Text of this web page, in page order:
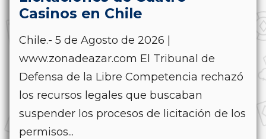
Casinos en Chile
Chile.- 5 de Agosto de 2026 |
www.zonadeazar.com El Tribunal de
Defensa de la Libre Competencia rechazó
los recursos legales que buscaban
suspender los procesos de licitación de los
permisos...